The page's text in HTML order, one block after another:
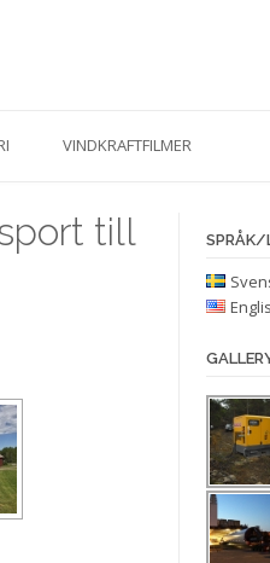
VINDKRAFTFILMER
till
SPRÅK/